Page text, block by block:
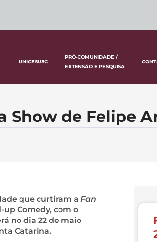
UNICESUSC
PRÓ-COMUNIDADE /
EXTENSÃO E PESQUISA
Show de Felipe
que curtiram a Fan
up Comedy, com o
no dia 22 de maio
Catarina.